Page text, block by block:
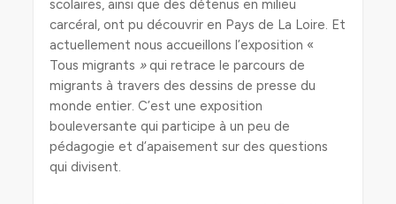
scolaires, ainsi que des détenus en milieu
carcéral, ont pu découvrir en Pays de La Loire. Et
actuellement nous accueillons l’exposition «
Tous migrants »qui retrace le parcours de
migrants à travers des dessins de presse du
monde entier. C’est une exposition
bouleversante qui participe à un peu de
pédagogie et d’apaisement sur des questions
qui divisent.